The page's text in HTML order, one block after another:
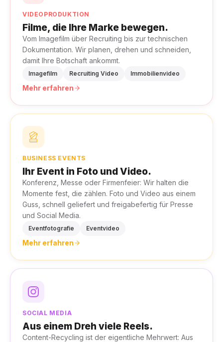
VIDEOPRODUKTION
Filme, die Ihre Marke bewegen.
Vom Imagefilm über Recruiting bis zur technischen
Dokumentation. Wir planen, drehen und schneiden,
damit Ihre Botschaft ankommt.
Imagefilm Recruiting Video Immobilienvideo
Mehr erfahren
BUSINESS EVENTS
Ihr Event in Foto und Video.
Konferenz, Messe oder Firmenfeier: Wir halten die
Momente fest, die zählen. Foto und Video aus einem
Guss, schnell geliefert und freigabefertig für Presse
und Social Media.
Eventfotografie Eventvideo
Mehr erfahren
SOCIAL MEDIA
Aus einem Dreh viele Reels.
Content-Recycling ist der eigentliche Mehrwert: Aus